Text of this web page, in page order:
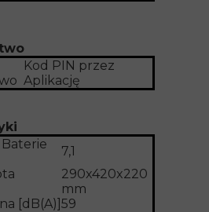
Kod PIN przez
Aplikację
7,1
290x420x220
mm
[dB(A)]59